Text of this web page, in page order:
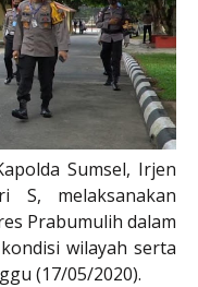
Sumsel, Irjen
melaksanakan
Prabumulih dalam
wilayah serta
(17/05/2020).